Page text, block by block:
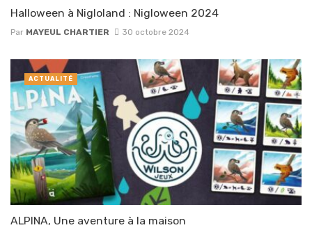
Halloween à Nigloland : Nigloween 2024
Par MAYEUL CHARTIER 30 octobre 2024
ALPINA, Une aventure à la maison
ACTUALITÉ